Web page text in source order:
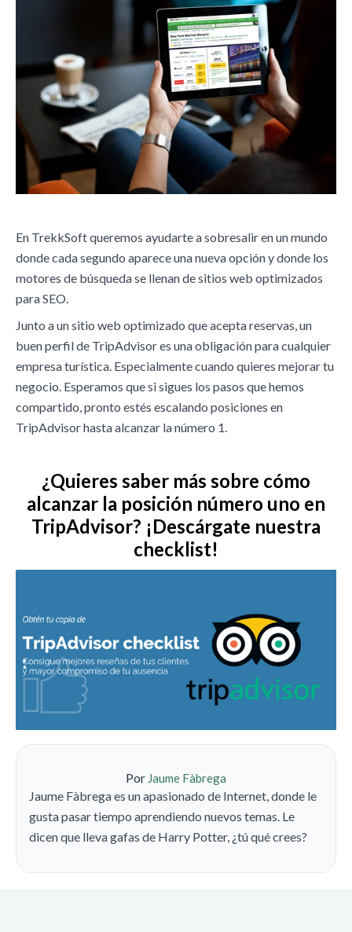
En TrekkSoft queremos ayudarte a sobresalir en un mundo
donde cada segundo aparece una nueva opción y donde los
motores de búsqueda se llenan de sitios web optimizados
para SEO.
Junto a un sitio web optimizado que acepta reservas, un
buen perfil de TripAdvisor es una obligación para cualquier
empresa turística. Especialmente cuando quieres mejorar tu
negocio. Esperamos que si sigues los pasos que hemos
compartido, pronto estés escalando posiciones en
TripAdvisor hasta alcanzar la número 1.
¿Quieres saber más sobre cómo
alcanzar la posición número uno en
TripAdvisor? ¡Descárgate nuestra
checklist!
Por Jaume Fàbrega
Jaume Fàbrega es un apasionado de Internet, donde le
gusta pasar tiempo aprendiendo nuevos temas. Le
dicen que lleva gafas de Harry Potter, ¿tú qué crees?